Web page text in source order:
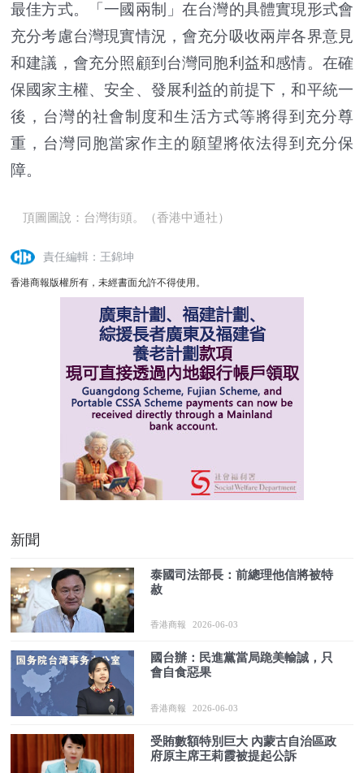
最佳方式。「一國兩制」在台灣的具體實現形式會
充分考慮台灣現實情況，會充分吸收兩岸各界意見
和建議，會充分照顧到台灣同胞利益和感情。在確
保國家主權、安全、發展利益的前提下，和平統一
後，台灣的社會制度和生活方式等將得到充分尊
重，台灣同胞當家作主的願望將依法得到充分保
障。
頂圖圖說：台灣街頭。（香港中通社）
責任編輯：王錦坤
香港商報版權所有，未經書面允許不得使用。
新聞
泰國司法部長：前總理他信將被特
赦
香港商報 2026-06-03
國台辦：民進黨當局跪美輸誠，只
會自食惡果
香港商報 2026-06-03
受賄數額特別巨大 內蒙古自治區政
府原主席王莉霞被提起公訴